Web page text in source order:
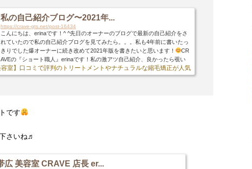
私の自己紹介ブログ〜2021年...
https://crave-gts.net/post-16434
こんにちは、erinaです！^ ^先日のオーナーのブログで最新の自己紹介をさ
れていたので私の自己紹介ブログを見てみたら。。。私も4年前に書いたっ
きりでした爆オーナーに続き改めて2021年版を書きたいと思います！
CR
AVEの『ショート職人』erinaです！私の激アツ自己紹介、良かったら覗い
てみて下さい☆私のインスタアカウントです
お気軽にフォローして下さ
いね♬はい、↑の自己紹介ブログ、古いですね〜
笑実はそんなに改まって
容室】口コミで評判のトリートメントやナチュラルな縮毛矯正が人気の美容室♪
です
さいね♬
広 美容室 CRAVE 店長 er...